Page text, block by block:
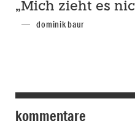
„Mich zieht es
dominik baur
kommentare